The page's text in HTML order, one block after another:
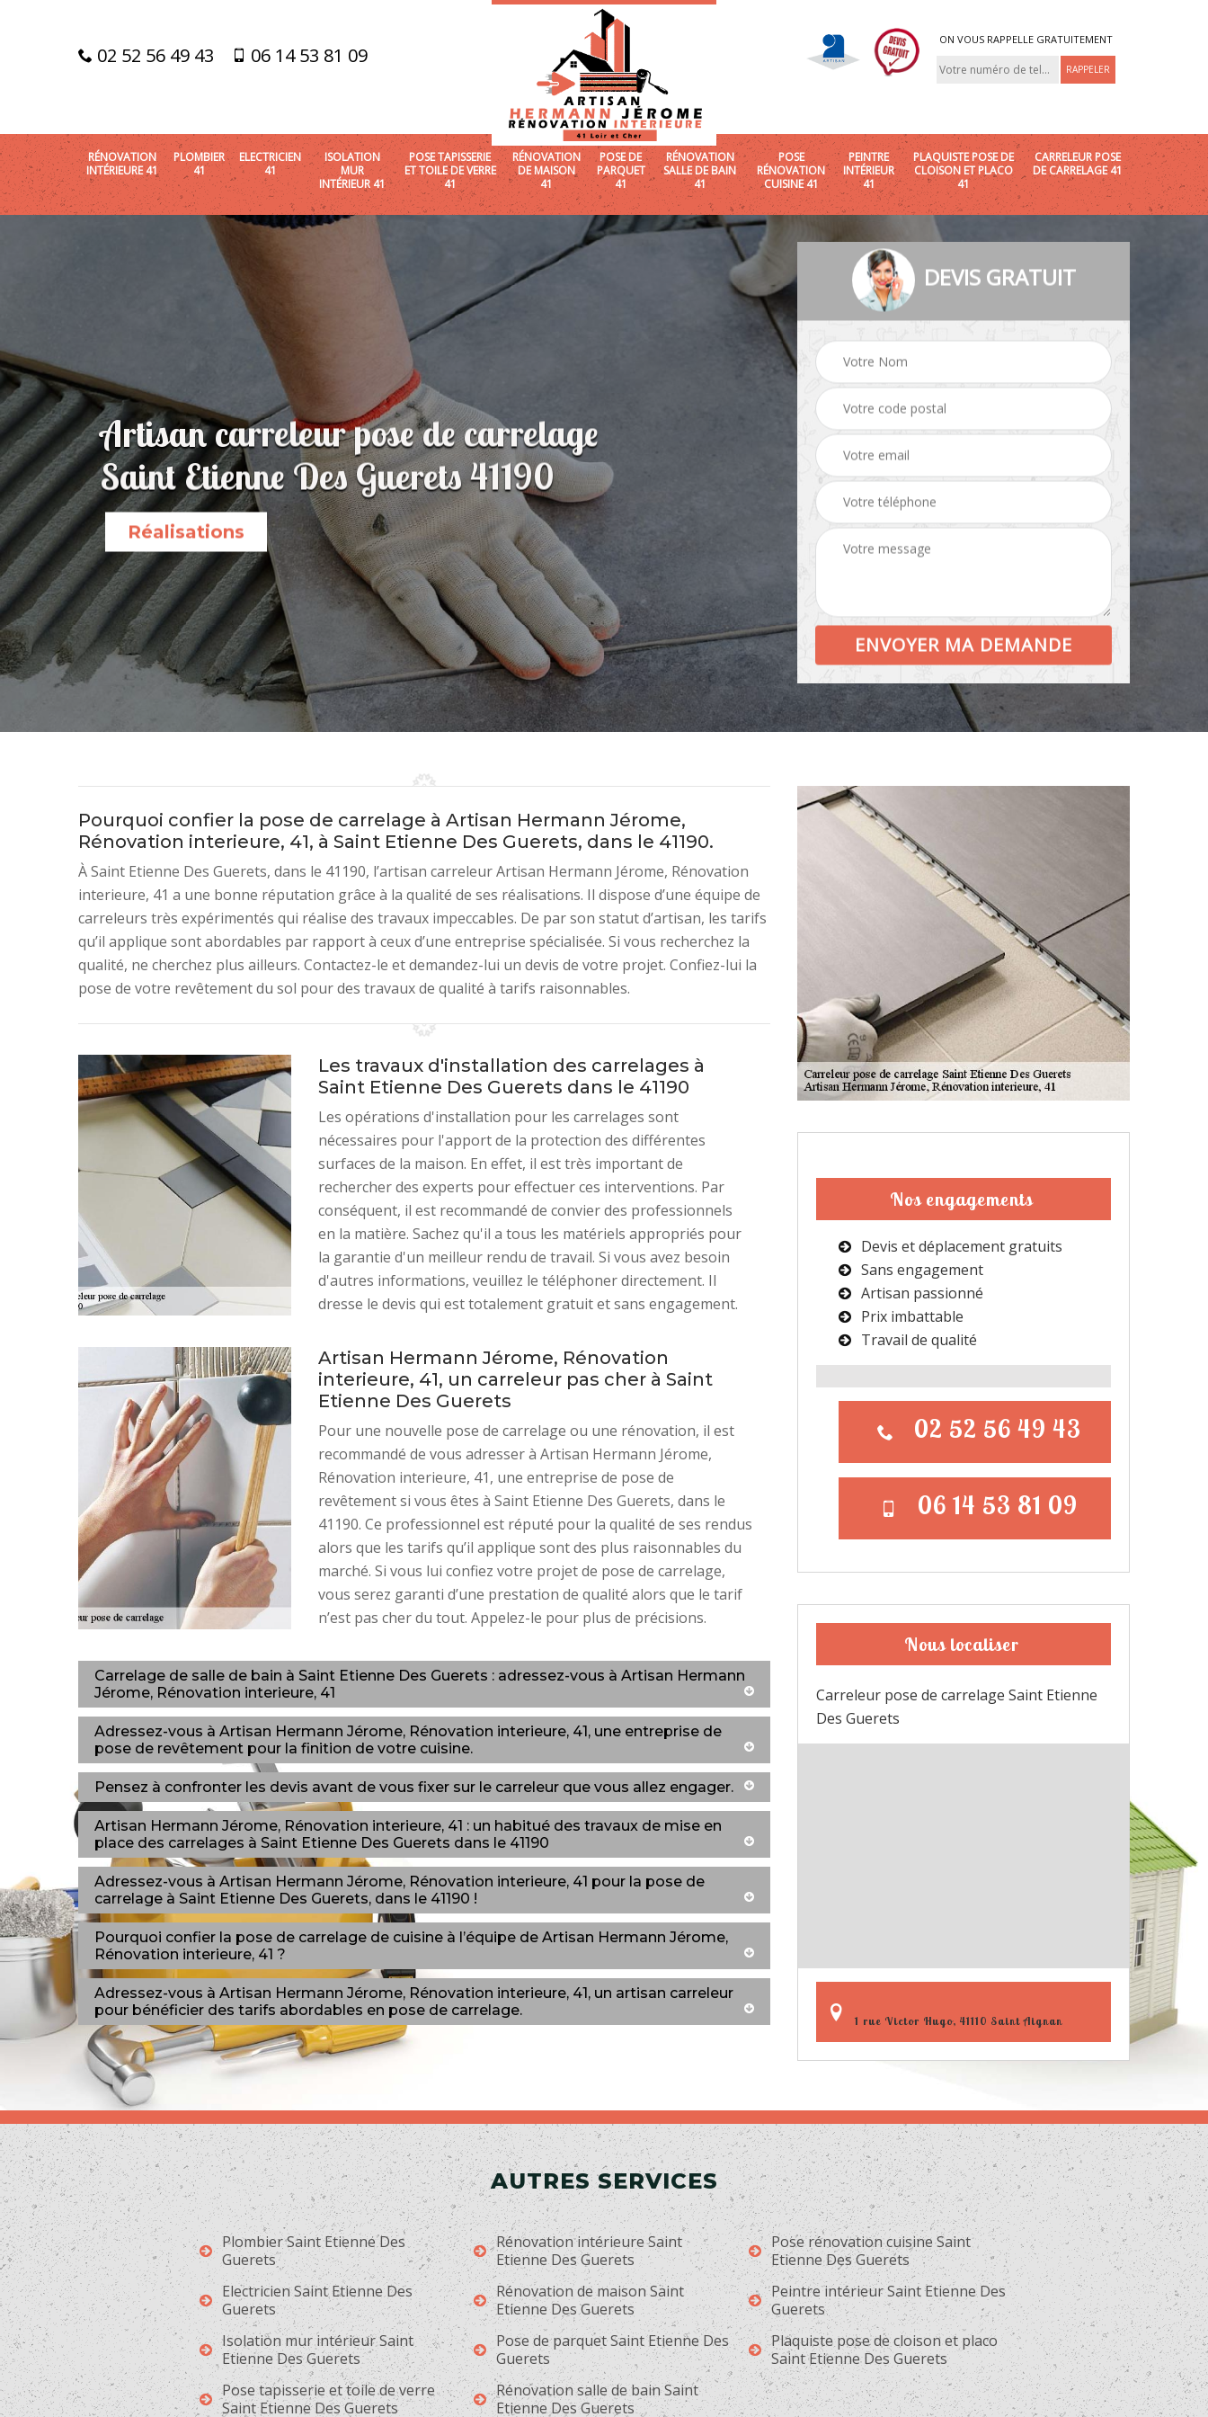
02 52 56 49 43 06 14 53 81 09
ON VOUS RAPPELLE GRATUITEMENT
RÉNOVATION
INTÉRIEURE 41
PLOMBIER
41
ELECTRICIEN
41
ISOLATION
MUR
INTÉRIEUR 41
POSE TAPISSERIE
ET TOILE DE VERRE
41
RÉNOVATION
DE MAISON
41
POSE DE
PARQUET
41
RÉNOVATION
SALLE DE BAIN
41
POSE
RÉNOVATION
CUISINE 41
PEINTRE
INTÉRIEUR
41
PLAQUISTE POSE DE
CLOISON ET PLACO
41
CARRELEUR POSE
DE CARRELAGE 41
Artisan carreleur pose de carrelage
Saint Etienne Des Guerets 41190
Réalisations
DEVIS GRATUIT
Pourquoi confier la pose de carrelage à Artisan Hermann Jérome,
Rénovation interieure, 41, à Saint Etienne Des Guerets, dans le 41190.
À Saint Etienne Des Guerets, dans le 41190, l’artisan carreleur Artisan Hermann Jérome, Rénovation
interieure, 41 a une bonne réputation grâce à la qualité de ses réalisations. Il dispose d’une équipe de
carreleurs très expérimentés qui réalise des travaux impeccables. De par son statut d’artisan, les tarifs
qu’il applique sont abordables par rapport à ceux d’une entreprise spécialisée. Si vous recherchez la
qualité, ne cherchez plus ailleurs. Contactez-le et demandez-lui un devis de votre projet. Confiez-lui la
pose de votre revêtement du sol pour des travaux de qualité à tarifs raisonnables.
Les travaux d'installation des carrelages à
Saint Etienne Des Guerets dans le 41190
Les opérations d'installation pour les carrelages sont
nécessaires pour l'apport de la protection des différentes
surfaces de la maison. En effet, il est très important de
rechercher des experts pour effectuer ces interventions. Par
conséquent, il est recommandé de convier des professionnels
en la matière. Sachez qu'il a tous les matériels appropriés pour
la garantie d'un meilleur rendu de travail. Si vous avez besoin
d'autres informations, veuillez le téléphoner directement. Il
dresse le devis qui est totalement gratuit et sans engagement.
Artisan Hermann Jérome, Rénovation
interieure, 41, un carreleur pas cher à Saint
Etienne Des Guerets
Pour une nouvelle pose de carrelage ou une rénovation, il est
recommandé de vous adresser à Artisan Hermann Jérome,
Rénovation interieure, 41, une entreprise de pose de
revêtement si vous êtes à Saint Etienne Des Guerets, dans le
41190. Ce professionnel est réputé pour la qualité de ses rendus
alors que les tarifs qu’il applique sont des plus raisonnables du
marché. Si vous lui confiez votre projet de pose de carrelage,
vous serez garanti d’une prestation de qualité alors que le tarif
n’est pas cher du tout. Appelez-le pour plus de précisions.
Carrelage de salle de bain à Saint Etienne Des Guerets : adressez-vous à Artisan Hermann
Jérome, Rénovation interieure, 41
Adressez-vous à Artisan Hermann Jérome, Rénovation interieure, 41, une entreprise de
pose de revêtement pour la finition de votre cuisine.
Pensez à confronter les devis avant de vous fixer sur le carreleur que vous allez engager.
Artisan Hermann Jérome, Rénovation interieure, 41 : un habitué des travaux de mise en
place des carrelages à Saint Etienne Des Guerets dans le 41190
Adressez-vous à Artisan Hermann Jérome, Rénovation interieure, 41 pour la pose de
carrelage à Saint Etienne Des Guerets, dans le 41190 !
Pourquoi confier la pose de carrelage de cuisine à l’équipe de Artisan Hermann Jérome,
Rénovation interieure, 41 ?
Adressez-vous à Artisan Hermann Jérome, Rénovation interieure, 41, un artisan carreleur
pour bénéficier des tarifs abordables en pose de carrelage.
Nos engagements
Devis et déplacement gratuits
Sans engagement
Artisan passionné
Prix imbattable
Travail de qualité
02 52 56 49 43
06 14 53 81 09
Nous localiser
Carreleur pose de carrelage Saint Etienne
Des Guerets
1 rue Victor Hugo, 41110 Saint Aignan
AUTRES SERVICES
Plombier Saint Etienne Des
Guerets
Electricien Saint Etienne Des
Guerets
Isolation mur intérieur Saint
Etienne Des Guerets
Pose tapisserie et toile de verre
Saint Etienne Des Guerets
Rénovation intérieure Saint
Etienne Des Guerets
Rénovation de maison Saint
Etienne Des Guerets
Pose de parquet Saint Etienne Des
Guerets
Rénovation salle de bain Saint
Etienne Des Guerets
Pose rénovation cuisine Saint
Etienne Des Guerets
Peintre intérieur Saint Etienne Des
Guerets
Plaquiste pose de cloison et placo
Saint Etienne Des Guerets